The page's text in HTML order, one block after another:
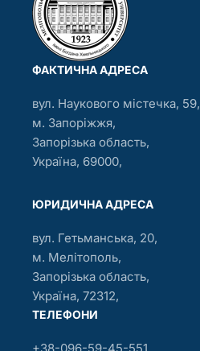
ФАКТИЧНА АДРЕСА
вул. Наукового містечка, 59,
м. Запоріжжя,
Запорізька область,
Україна, 69000,
ЮРИДИЧНА АДРЕСА
вул. Гетьманська, 20,
м. Мелітополь,
Запорізька область,
Україна, 72312,
ТЕЛЕФОНИ